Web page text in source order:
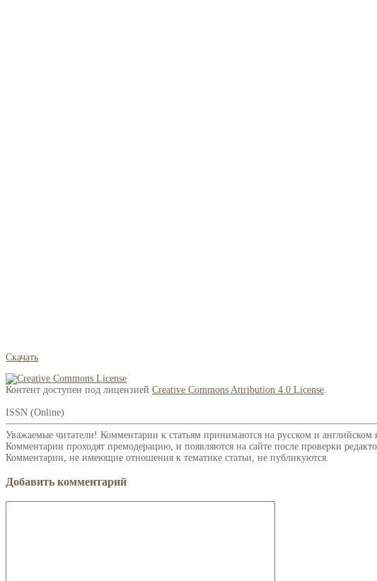
Скачать
Контент доступен под лицензией Creative Commons Attribution 4.0 License
ISSN (Online)
Уважаемые читатели! Комментарии к статьям принимаются на русском и английском
Комментарии проходят премодерацию, и появляются на сайте после проверки
Комментарии, не имеющие отношения к тематике статьи, не публикуются.
Добавить комментарий